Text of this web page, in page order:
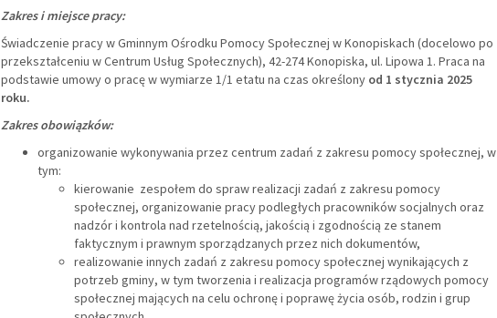
Zakres i miejsce pracy:
Świadczenie pracy w Gminnym Ośrodku Pomocy Społecznej w Konopiskach (docelowo po
przekształceniu w Centrum Usług Społecznych), 42-274 Konopiska, ul. Lipowa 1. Praca na
podstawie umowy o pracę w wymiarze 1/1 etatu na czas określony od 1 stycznia 2025
roku.
Zakres obowiązków:
organizowanie wykonywania przez centrum zadań z zakresu pomocy społecznej, w
tym:
kierowanie zespołem do spraw realizacji zadań z zakresu pomocy
społecznej, organizowanie pracy podległych pracowników socjalnych oraz
nadzór i kontrola nad rzetelnością, jakością i zgodnością ze stanem
faktycznym i prawnym sporządzanych przez nich dokumentów,
realizowanie innych zadań z zakresu pomocy społecznej wynikających z
potrzeb gminy, w tym tworzenia i realizacja programów rządowych pomocy
społecznej mających na celu ochronę i poprawę życia osób, rodzin i grup